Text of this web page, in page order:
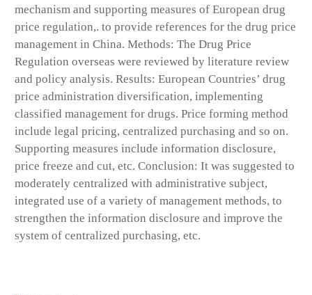
mechanism and supporting measures of European drug
price regulation,. to provide references for the drug price
management in China. Methods: The Drug Price
Regulation overseas were reviewed by literature review
and policy analysis. Results: European Countries’ drug
price administration diversification, implementing
classified management for drugs. Price forming method
include legal pricing, centralized purchasing and so on.
Supporting measures include information disclosure,
price freeze and cut, etc. Conclusion: It was suggested to
moderately centralized with administrative subject,
integrated use of a variety of management methods, to
strengthen the information disclosure and improve the
system of centralized purchasing, etc.